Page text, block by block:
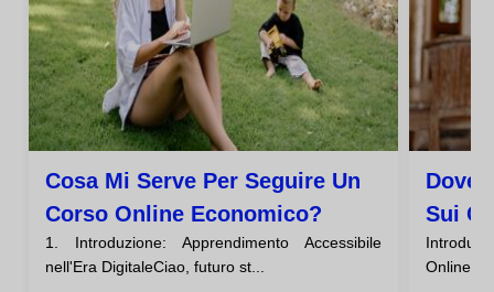
Cosa Mi Serve Per Seguire Un
Corso Online Economico?
1. Introduzione: Apprendimento Accessibile
nell'Era DigitaleCiao, futuro st...
Dove
Sui
Online